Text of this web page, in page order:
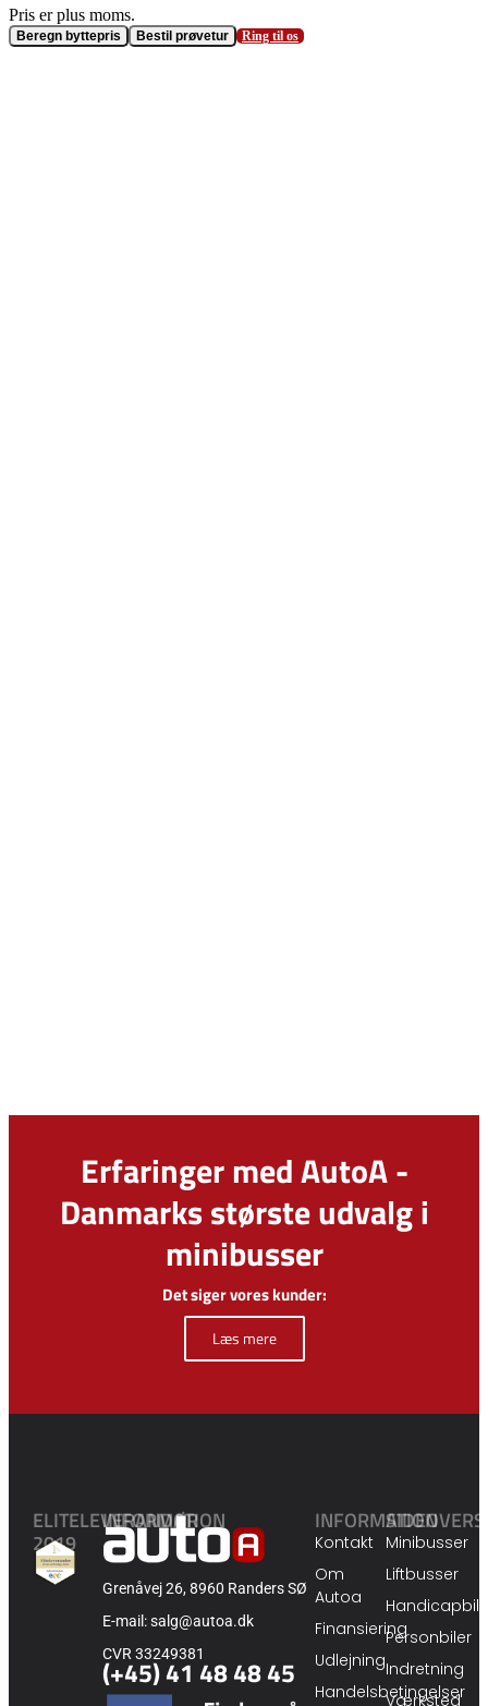
Beregn byttepris Bestil prøvetur Ring til os
Erfaringer med AutoA -
Danmarks største udvalg i
minibusser
Det siger vores kunder:
Læs mere
Minibusser
Liftbusser
Personbiler
Indretning
Værksted
INFORMATION
Kontakt
Om
Autoa
Finansiering
Udlejning
Handelsbetingelser
INFORMATION
Grenåvej 26, 8960 Randers SØ
E-mail: salg@autoa.dk
CVR 33249381
(+45) 41 48 48 45
ELITELEVERANDØR
2019